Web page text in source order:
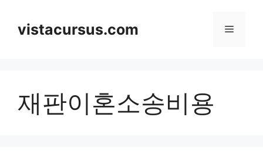
contentvistacursus.com Menu
재판이혼소송비용